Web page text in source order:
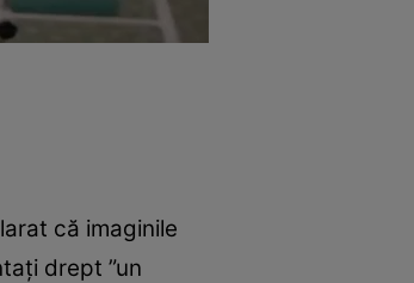
că imaginile
drept ”un